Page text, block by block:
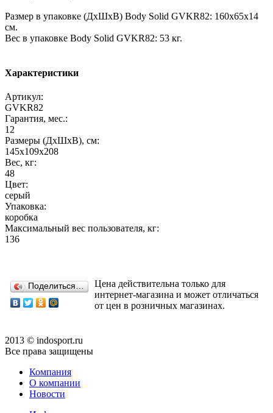
Размер в упаковке (ДхШхВ) Body Solid GVKR82: 160х65х14
см.
Вес в упаковке Body Solid GVKR82: 53 кг.
Характеристики
Артикул:
GVKR82
Гарантия, мес.:
12
Размеры (ДхШхВ), см:
145х109х208
Вес, кг:
48
Цвет:
серый
Упаковка:
коробка
Максимальный вес пользователя, кг:
136
Поделиться…
Цена действительна только для
интернет-магазина и может отличаться
от цен в розничных магазинах.
2013 © indosport.ru
Все права защищены
Компания
О компании
Новости